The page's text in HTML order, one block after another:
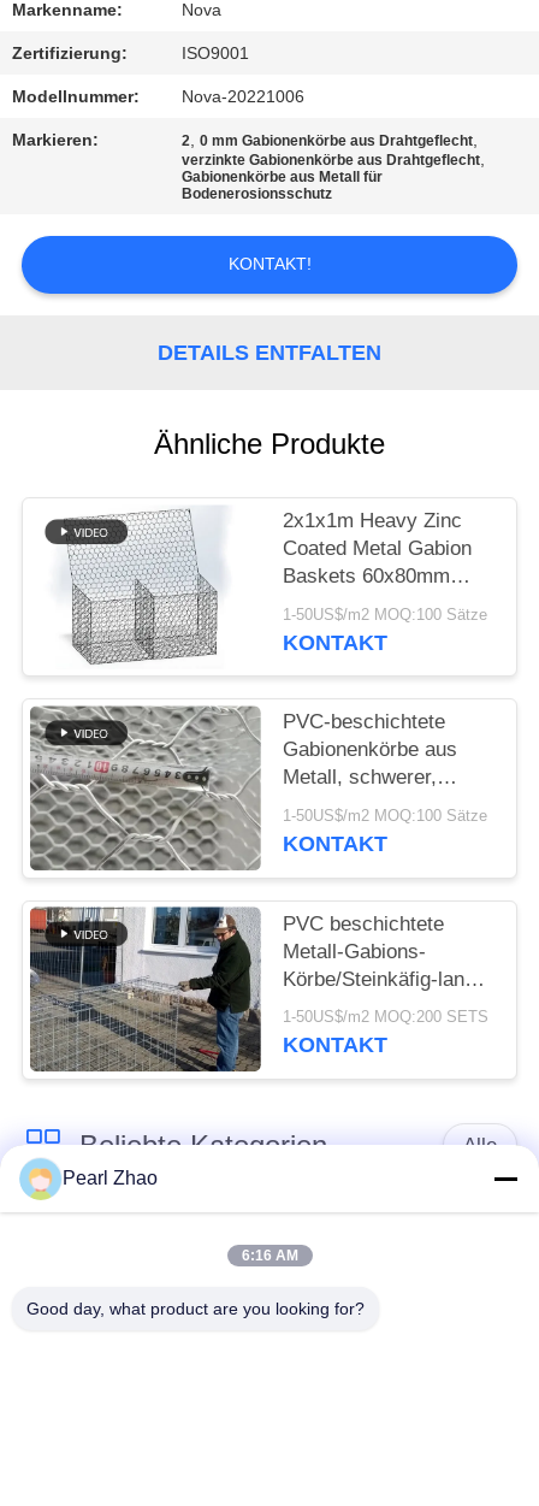
QUALITÄTSKONTROLLE
KONTAKT
NEUIGKEITEN
RECHTSSACHEN
DATENSCHUTZRICHTLINIE
Markenname: Nova
Zertifizierung: ISO9001
Modellnummer: Nova-20221006
Markieren: 2,0 mm Gabionenkörbe aus Drahtgeflecht,
verzinkte Gabionenkörbe aus Drahtgeflecht,
Gabionenkörbe aus Metall für
Bodenerosionsschutz
KONTAKT!
DETAILS ENTFALTEN
Ähnliche Produkte
2x1x1m Heavy Zinc
Coated Metal Gabion
Baskets 60x80mm
Hexagonal Mesh
1-50US$/m2 MOQ:100 Sätze
KONTAKT
PVC-beschichtete
Gabionenkörbe aus
Metall, schwerer,
verzinkter
Dammschutz
1-50US$/m2 MOQ:100 Sätze
KONTAKT
PVC beschichtete
Metall-Gabions-
Körbe/Steinkäfig-lange
Lebensdauer Gabion
1-50US$/m2 MOQ:200 SETS
KONTAKT
Beliebte Kategorien Alle
Drahtgeflecht
Pearl Zhao
6:16 AM
Good day, what product are you looking for?